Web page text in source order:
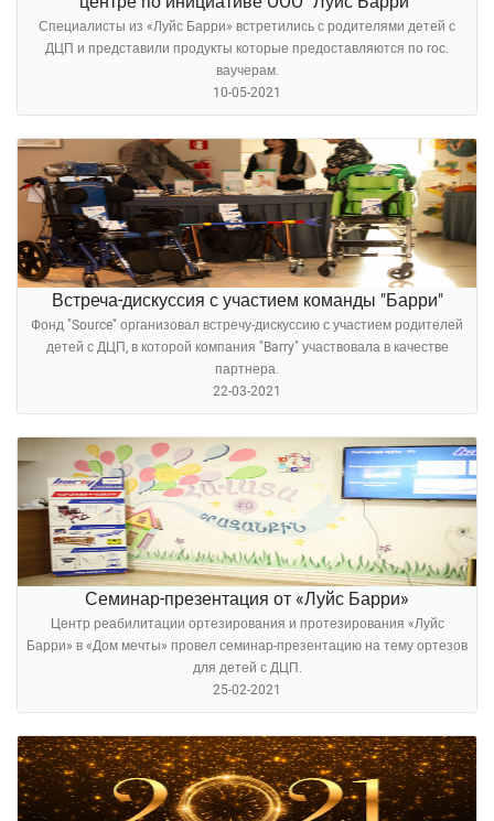
Специалисты из «Луйс Барри» встретились с родителями детей с
ДЦП и представили продукты которые предоставляются по гос.
ваучерам.
10-05-2021
Встреча-дискуссия с участием команды "Барри"
Фонд "Source" организовал встречу-дискуссию с участием родителей
детей с ДЦП, в которой компания "Barry" участвовала в качестве
партнера.
22-03-2021
Семинар-презентация от «Луйс Барри»
Центр реабилитации ортезирования и протезирования «Луйс
Барри» в «Дом мечты» провел семинар-презентацию на тему ортезов
для детей с ДЦП.
25-02-2021